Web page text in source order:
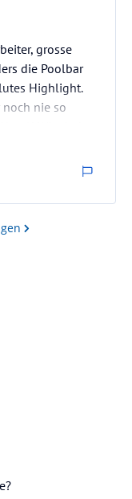
grosse
die Poolbar
Highlight.
nie so
noch viele